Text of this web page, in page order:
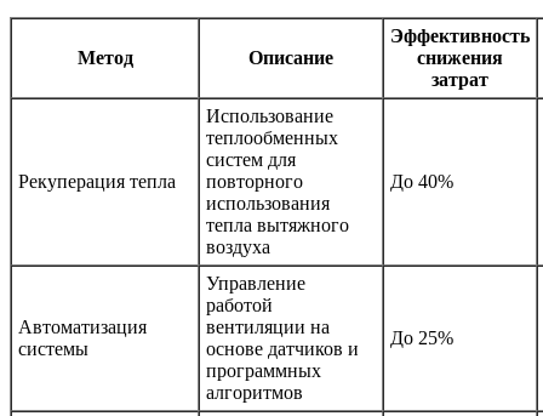
Метод Описание
Эффективность
снижения
затрат
Рекуперация тепла
Использование
теплообменных
систем для
повторного
использования
тепла вытяжного
воздуха
До 40%
Автоматизация
системы
Управление
работой
вентиляции на
основе датчиков и
программных
алгоритмов
До 25%